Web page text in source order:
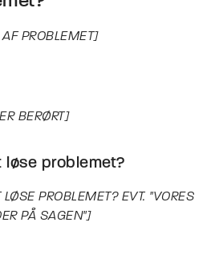
AF PROBLEMET]
BERØRT]
løse problemet?
PROBLEMET? EVT. "VORES
PÅ SAGEN"]